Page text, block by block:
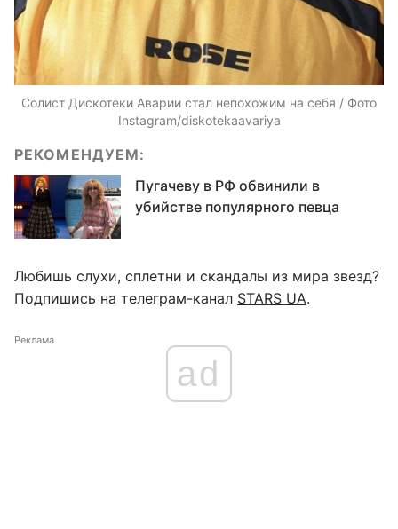
Солист Дискотеки Аварии стал непохожим на себя / Фото
Instagram/diskotekaavariya
РЕКОМЕНДУЕМ:
Пугачеву в РФ обвинили в
убийстве популярного певца
Любишь слухи, сплетни и скандалы из мира звезд?
Подпишись на телеграм-канал STARS UA.
Реклама
ad